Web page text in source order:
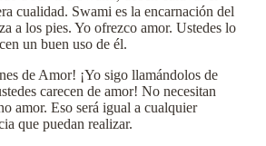
cualidad. Swami es la encarnación del
a los pies. Yo ofrezco amor. Ustedes lo
un buen uso de él.
de Amor! ¡Yo sigo llamándolos de
carecen de amor! No necesitan
amor. Eso será igual a cualquier
que puedan realizar.